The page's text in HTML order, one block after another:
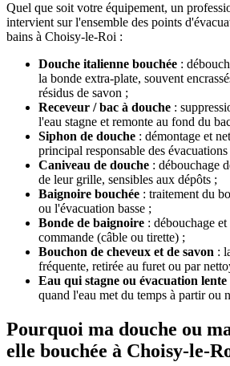
Quel que soit votre équipement, un
intervient sur l'ensemble des points
bains à Choisy-le-Roi :
Douche italienne bouchée :
la bonde extra-plate, souvent
résidus de savon ;
Receveur / bac à douche :
l'eau stagne et remonte au fond du
Siphon de douche : démontage et
principal responsable des évacuations
Caniveau de douche : débouchage
de leur grille, sensibles aux dépôts ;
Baignoire bouchée : traitement du
ou l'évacuation basse ;
Bonde de baignoire : débouchage
commande (câble ou tirette) ;
Bouchon de cheveux et de savon :
fréquente, retirée au furet ou par
Eau qui stagne ou évacuation lente
quand l'eau met du temps à partir ou
Pourquoi ma douche ou
elle bouchée à Choisy-le-